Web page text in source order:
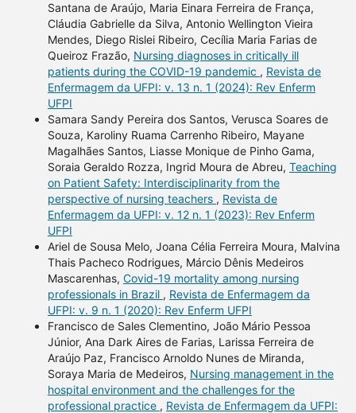
Santana de Araújo, Maria Einara Ferreira de França,
Cláudia Gabrielle da Silva, Antonio Wellington Vieira
Mendes, Diego Rislei Ribeiro, Cecília Maria Farias de
Queiroz Frazão, Nursing diagnoses in critically ill
patients during the COVID-19 pandemic , Revista de
Enfermagem da UFPI: v. 13 n. 1 (2024): Rev Enferm
UFPI
Samara Sandy Pereira dos Santos, Verusca Soares de
Souza, Karoliny Ruama Carrenho Ribeiro, Mayane
Magalhães Santos, Liasse Monique de Pinho Gama,
Soraia Geraldo Rozza, Ingrid Moura de Abreu, Teaching
on Patient Safety: Interdisciplinarity from the
perspective of nursing teachers , Revista de
Enfermagem da UFPI: v. 12 n. 1 (2023): Rev Enferm
UFPI
Ariel de Sousa Melo, Joana Célia Ferreira Moura, Malvina
Thais Pacheco Rodrigues, Márcio Dênis Medeiros
Mascarenhas, Covid-19 mortality among nursing
professionals in Brazil , Revista de Enfermagem da
UFPI: v. 9 n. 1 (2020): Rev Enferm UFPI
Francisco de Sales Clementino, João Mário Pessoa
Júnior, Ana Dark Aires de Farias, Larissa Ferreira de
Araújo Paz, Francisco Arnoldo Nunes de Miranda,
Soraya Maria de Medeiros, Nursing management in the
hospital environment and the challenges for the
professional practice , Revista de Enfermagem da UFPI: